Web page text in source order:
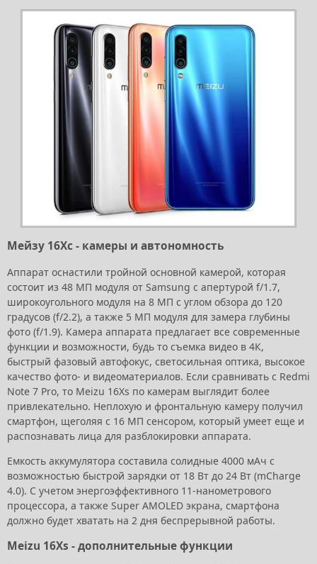
Мейзу 16Хс - камеры и автономность
Аппарат оснастили тройной основной камерой, которая
состоит из 48 МП модуля от Samsung с апертурой f/1.7,
широкоугольного модуля на 8 МП с углом обзора до 120
градусов (f/2.2), а также 5 МП модуля для замера глубины
фото (f/1.9). Камера аппарата предлагает все современные
функции и возможности, будь то съемка видео в 4К,
быстрый фазовый автофокус, светосильная оптика, высокое
качество фото- и видеоматериалов. Если сравнивать с Redmi
Note 7 Pro, то Meizu 16Xs по камерам выглядит более
привлекательно. Неплохую и фронтальную камеру получил
смартфон, щеголяя с 16 МП сенсором, который умеет еще и
распознавать лица для разблокировки аппарата.
Емкость аккумулятора составила солидные 4000 мАч с
возможностью быстрой зарядки от 18 Вт до 24 Вт (mCharge
4.0). С учетом энергоэффективного 11-нанометрового
процессора, а также Super AMOLED экрана, смартфона
должно будет хватать на 2 дня беспрерывной работы.
Meizu 16Xs - дополнительные функции